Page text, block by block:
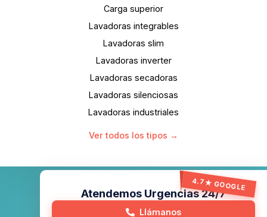
4.7★ GOOGLE
Atendemos Urgencias 24/7
Llámanos
Carga superior
Lavadoras integrables
Lavadoras slim
Lavadoras inverter
Lavadoras secadoras
Lavadoras silenciosas
Lavadoras industriales
Ver todos los tipos →
2025. Todos los derechos reservados tecnicoservicios.
Aviso legal y condiciones de uso